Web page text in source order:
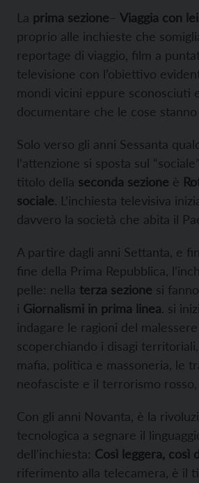
La prima sezione– Viaggia con lei
proprio alle inchieste che
reportage di viaggio, film a
televisione con l’obiettivo
mondi vicini eppure sconosciuti e
documentare che le cose
Solo verso gli anni Sessanta
l’attenzione si sposta sul
titolo della seconda sezione è
sociale. L’inchiesta televisiva
davvero la società che abita il
A partire dagli anni Settanta, e
fine della Prima Repubblica,
pelle: nella terza sezione si
i Giornalismi in prima linea. si
indagare le ragioni del malessere
scoperchiando i disagi
mafia, politica e massoneria, le
neofasciste e il terrorismo
Con gli anni Novanta, è la
tecnologica a segnare il
dell’inchiesta: Così leggera, così
riferimento alla telecamera, è il